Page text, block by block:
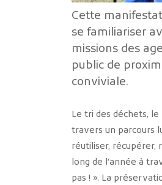
Cette
se familiariser
missions des
public de
conviviale.
Le tri des déchets,
travers un parcours
réutiliser, récupérer,
long de l’année à
pas ! ». La